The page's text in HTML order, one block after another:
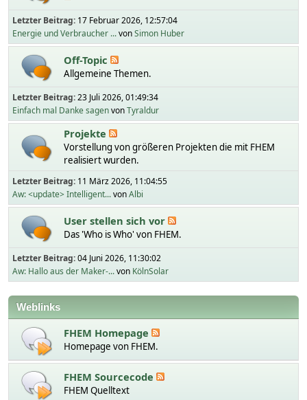
Letzter Beitrag: 17 Februar 2026, 12:57:04
Energie und Verbraucher ...vonSimon Huber
Off-Topic
Allgemeine Themen.
Letzter Beitrag:23 Juli 2026, 01:49:34
Einfach mal Danke sagenvonTyraldur
Projekte
Vorstellung von größeren Projekten die mit FHEM
realisiert wurden.
Letzter Beitrag: 11 März 2026, 11:04:55
Aw: <update> Intelligent...vonAlbi
User stellen sich vor
Das 'Who is Who' von FHEM.
Letzter Beitrag:04 Juni 2026, 11:30:02
Aw: Hallo aus der Maker-...von KölnSolar
Weblinks
FHEM Homepage
Homepage von FHEM.
FHEM Sourcecode
FHEM Quelltext